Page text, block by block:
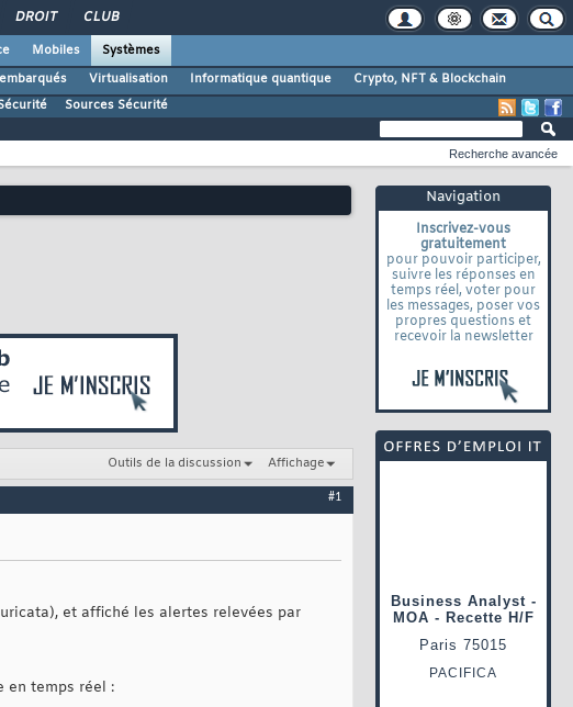
DROIT CLUB
Mobiles
Systèmes
Virtualisation Informatique quantique
Crypto, NFT & Blockchain
Sources Sécurité
Navigation
Inscrivez-vous
gratuitement
pour pouvoir participer,
suivre les réponses en
temps réel, voter pour
les messages, poser vos
propres questions et
recevoir la newsletter
Recherche avancée
Outils de la discussion Affichage
#1
et affiché les alertes relevées par
en temps réel :